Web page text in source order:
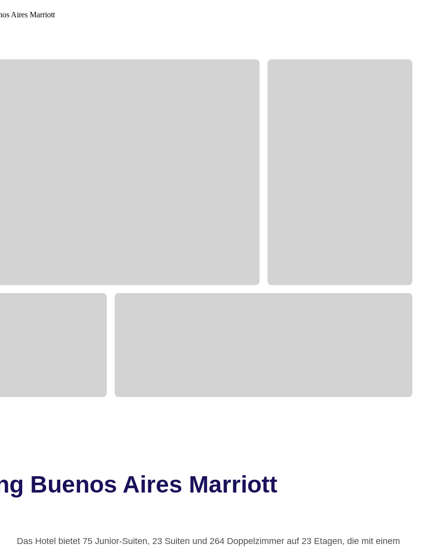
Buenos Aires Marriott
Das Hotel bietet 75 Junior-Suiten, 23 Suiten und 264 Doppelzimmer auf 23 Etagen, die mit einem